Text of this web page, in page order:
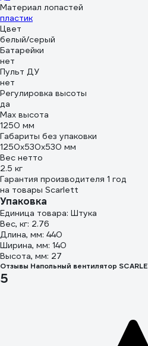
Материал лопастей
пластик
Цвет
белый/серый
Батарейки
нет
Пульт ДУ
нет
Регулировка высоты
да
Max высота
1250 мм
Габариты без упаковки
1250х530х530 мм
Вес нетто
2.5 кг
Гарантия производителя 1 год
на товары Scarlett
Упаковка
Единица товара: Штука
Вес, кг: 2.76
Длина, мм: 440
Ширина, мм: 140
Высота, мм: 27
Отзывы Напольный вентилятор
5